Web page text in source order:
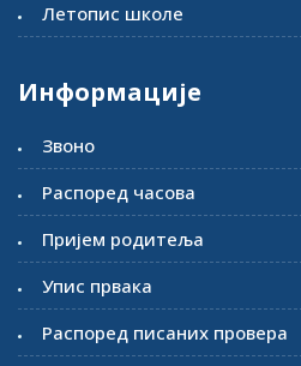
Летопис школе
Информације
Звоно
Распоред часова
Пријем родитеља
Упис првака
Распоред писаних провера